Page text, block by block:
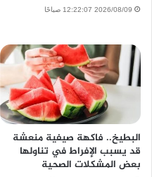
2026/08/09 12:22:07 صباحًا
البطيخ.. فاكهة صيفية منعشة
قد يسبب الإفراط في تناولها
بعض المشكلات الصحية